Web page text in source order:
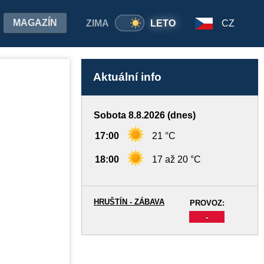
ZIMA LETO
MAGAZÍN CZ
Aktuální info
Sobota 8.8.2026 (dnes)
17:00 21 °C
18:00 17 až 20 °C
PROVOZ:
-
HRUŠTÍN - ZÁBAVA